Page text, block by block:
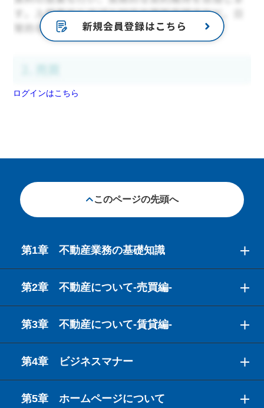
ログインはこちら
このページの先頭へ
第1章 不動産業務の基礎知識
第2章 不動産について-売買編-
第3章 不動産について-賃貸編-
第4章 ビジネスマナー
第5章 ホームページについて